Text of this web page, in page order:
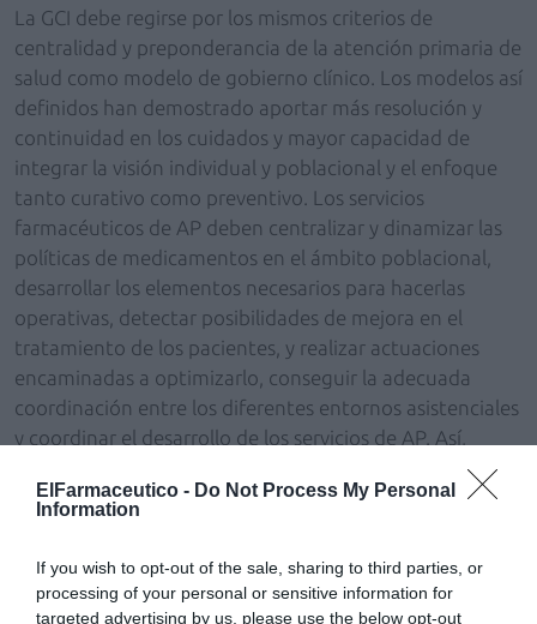
ElFarmaceutico - Do Not Process My Personal
Information
If you wish to opt-out of the sale, sharing to third parties, or
processing of your personal or sensitive information for
targeted advertising by us, please use the below opt-out
La GCI debe regirse por los mismos criterios de
centralidad y preponderancia de la atención primaria de
salud como modelo de gobierno clínico. Los modelos así
definidos han demostrado aportar más resolución y
continuidad en los cuidados y mayor capacidad de
integrar la visión individual y poblacional y el enfoque
tanto curativo como preventivo. Los servicios
farmacéuticos de AP deben centralizar y dinamizar las
políticas de medicamentos en el ámbito poblacional,
desarrollar los elementos necesarios para hacerlas
operativas, detectar posibilidades de mejora en el
tratamiento de los pacientes, y realizar actuaciones
encaminadas a optimizarlo, conseguir la adecuada
coordinación entre los diferentes entornos asistenciales
y coordinar el desarrollo de los servicios de AP. Así,
deben ejercer de cadena de transmisión de las políticas
de medicamentos y de farmacéutico de enlace que
asistenciales.
La existencia de servicios farmacéuticos de AP
adecuadamente dimensionados para el cumplimiento